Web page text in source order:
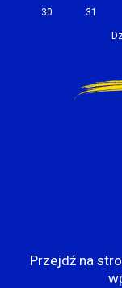
30
31
Przejdź na